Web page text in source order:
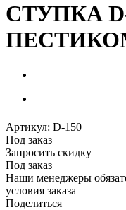
СТУПКА
Артикул: D-150
Под заказ
Запросить скидку
Под заказ
Наши менеджеры
условия заказа
Поделиться